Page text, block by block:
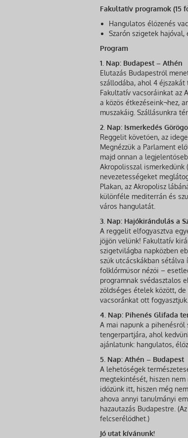
Fakultatív programok (15
Hangulatos élőzenés
Szarón szigetek hajóval,
Program
1. Nap: Budapest – Athén
Elutazás Budapestről
szállodába, ahol 4
Fakultatív vacsoráinkat az
a közös étkezéseink¬hez,
muszakáig. Szállásunkra
2. Nap: Ismerkedés
Reggelit követően, az
Megnézzük a Parlament
majd onnan a
Akropolisszal ismerkedünk
nevezetességeket
Plakan, az Akropolisz
különféle mediterrán és
város hangulatát.
3. Nap: Hajókirándulás a
A reggelit elfogyasztva
jöjjön velünk! Fakultatív
szigetvilágba napközben
szűk utcácskákban
folklórműsor nézői –
programnak svédasztalos
zöldséges ételek között,
vacsoránkat ott fogyasztjuk.
4. Nap: Pihenés Glifada
A mai napunk a
tengerpartjára, ahol
ajánlatunk: hangulatos,
5. Nap: Athén – Budapest
A lehetőségek
megtekintését, hiszen
időzünk itt, hiszen még
ahova annyi tanulmányi
hazautazás Budapestre.
felcserélődhet.)
Jó utat kívánunk!